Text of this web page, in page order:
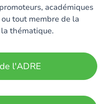
académiques
tout membre de la
thématique.
l'ADRE